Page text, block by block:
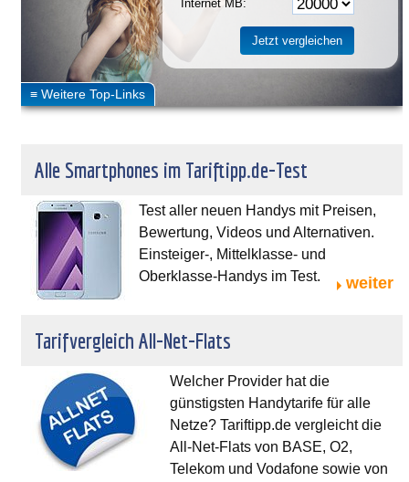
Internet MB:
Alle Smartphones im Tariftipp.de-Test
Test aller neuen Handys mit Preisen,
Bewertung, Videos und Alternativen.
Einsteiger-, Mittelklasse- und
Oberklasse-Handys im Test.
weiter
Tarifvergleich All-Net-Flats
Welcher Provider hat die
günstigsten Handytarife für alle
Netze? Tariftipp.de vergleicht die
All-Net-Flats von BASE, O2,
Telekom und Vodafone sowie von